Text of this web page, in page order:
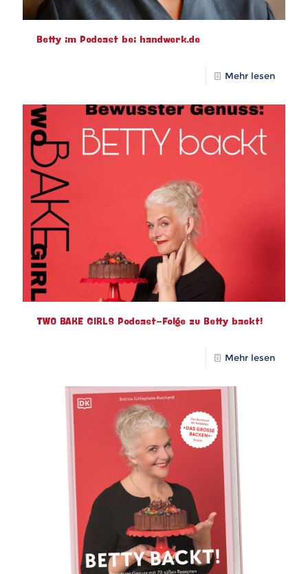
Betty im Podcast bei handwerk.de
Mehr lesen
TWO BAKE GIRLS Podcast-Folge zu Betty backt!
Mehr lesen